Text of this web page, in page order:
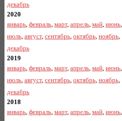
декабрь
2020
январь, февраль, март, апрель, май, июнь,
июль, август, сентябрь, октябрь, ноябрь,
декабрь
2019
январь, февраль, март, апрель, май, июнь,
июль, август, сентябрь, октябрь, ноябрь,
декабрь
2018
январь, февраль, март, апрель, май, июнь,